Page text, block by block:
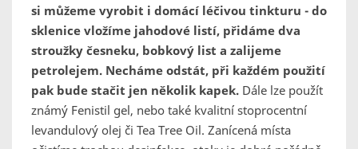
si můžeme vyrobit i domácí léčivou tinkturu - do
sklenice vložíme jahodové listí, přidáme dva
stroužky česneku, bobkový list a zalijeme
petrolejem. Necháme odstát, při každém použití
pak bude stačit jen několik kapek. Dále lze použít
známý Fenistil gel, nebo také kvalitní stoprocentní
levandulový olej či Tea Tree Oil. Zanícená místa